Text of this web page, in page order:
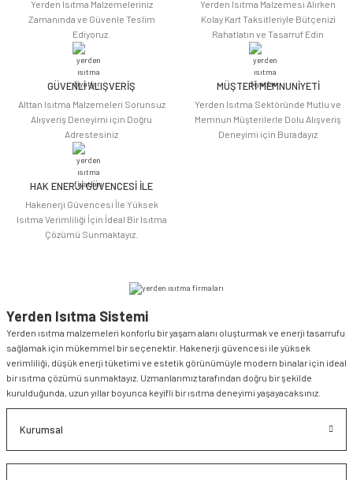
Ürün açıklamasında eksik bilgiler bulunuyor.
Ürün bilgilerinde hatalar bulunuyor.
Ürün fiyatı diğer sitelerden daha pahalı.
Bu ürüne benzer farklı alternatifler olmalı.
Yerden Isıtma Malzemeleriniz
Zamanında ve Güvenle Teslim
Ediyoruz.
Yerden Isıtma Malzemesi Alırken
Kolay Kart Taksitleriyle Bütçenizi
Rahatlatın ve Tasarruf Edin
GÜVENLİ ALIŞVERİŞ
Alttan Isıtma Malzemeleri Sorunsuz
Alışveriş Deneyimi için Doğru
Adrestesiniz
MÜŞTERİ MEMNUNİYETİ
Yerden Isıtma Sektöründe Mutlu ve
Memnun Müşterilerle Dolu Alışveriş
Deneyimi için Buradayız
HAK ENERJİ GÜVENCESİ İLE
Hakenerji Güvencesi İle Yüksek
Isıtma Verimliliği İçin İdeal Bir Isıtma
Çözümü Sunmaktayız.
Yerden Isıtma Sistemi
Yerden ısıtma malzemeleri konforlu bir yaşam alanı oluşturmak ve enerji tasarrufu
sağlamak için mükemmel bir seçenektir. Hakenerji güvencesi ile yüksek
verimliliği, düşük enerji tüketimi ve estetik görünümüyle modern binalar için ideal
bir ısıtma çözümü sunmaktayız. Uzmanlarımız tarafından doğru bir şekilde
kurulduğunda, uzun yıllar boyunca keyifli bir ısıtma deneyimi yaşayacaksınız.
Kurumsal